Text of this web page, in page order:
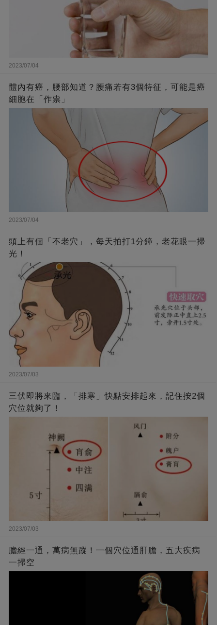
2023/07/04
體內有癌，腰部知道？腰痛若有3個特征，可能是癌
細胞在「作祟」
2023/07/04
頭上有個「不老穴」，每天拍打1分鐘，老花眼一掃
光！
2023/07/03
三伏即將來臨，「排寒」快點安排起來，記住按2個
穴位就夠了！
2023/07/03
膽經一通，萬病無蹤！一個穴位通肝膽，五大疾病
一掃空